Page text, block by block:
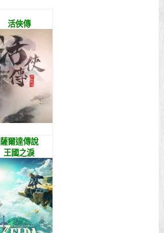
活俠傳
薩爾達傳說
王國之淚